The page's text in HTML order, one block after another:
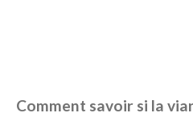
Comment savoir si la